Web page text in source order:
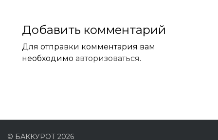
Добавить комментарий
Для отправки комментария вам
необходимо авторизоваться.
© БАККУРОТ 2026